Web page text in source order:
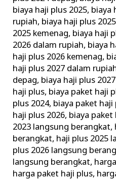
biaya haji plus 2025, biaya
rupiah, biaya haji plus
2025 kemenag, biaya haji
2026 dalam rupiah, biaya
haji plus 2026 kemenag,
haji plus 2027 dalam
depag, biaya haji plus
haji plus, biaya paket haji
plus 2024, biaya paket haji
haji plus 2026, biaya paket
2023 langsung berangkat,
berangkat, haji plus 2025
plus 2026 langsung
langsung berangkat,
harga paket haji plus,